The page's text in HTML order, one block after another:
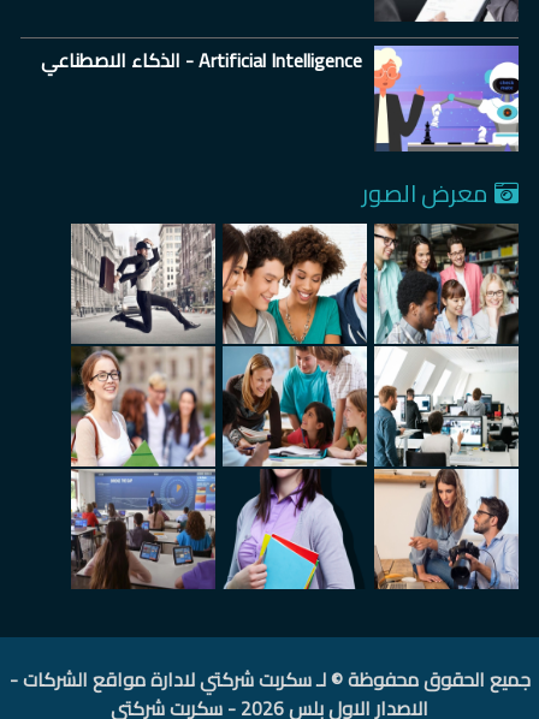
الذكاء الاصطناعي - Artificial Intelligence
معرض الصور
جميع الحقوق محفوظة © لـسكربت شركتي لادارة مواقع الشركات -
الاصدار الاول بلس 2026
-سكربت شركتي